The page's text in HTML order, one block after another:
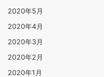
2020年5月
2020年4月
2020年3月
2020年2月
2020年1月